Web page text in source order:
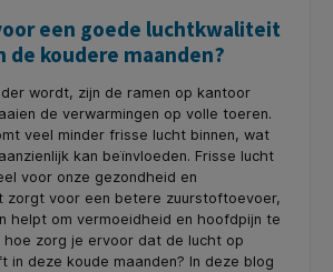
een goede luchtkwaliteit
de koudere maanden?
wordt, zijn de ramen op kantoor
de verwarmingen op volle toeren.
veel minder frisse lucht binnen, wat
kan beïnvloeden. Frisse lucht
voor onze gezondheid en
zorgt voor een betere zuurstoftoevoer,
helpt om vermoeidheid en hoofdpijn te
hoe zorg je ervoor dat de lucht op
in deze koude maanden? In deze blog